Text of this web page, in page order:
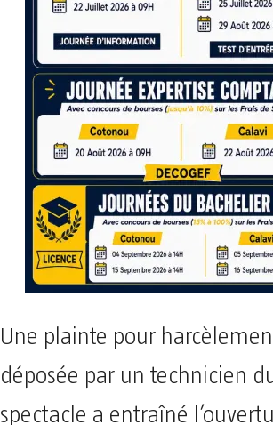
Une plainte pour
déposée par un technicien
spectacle a entraîné